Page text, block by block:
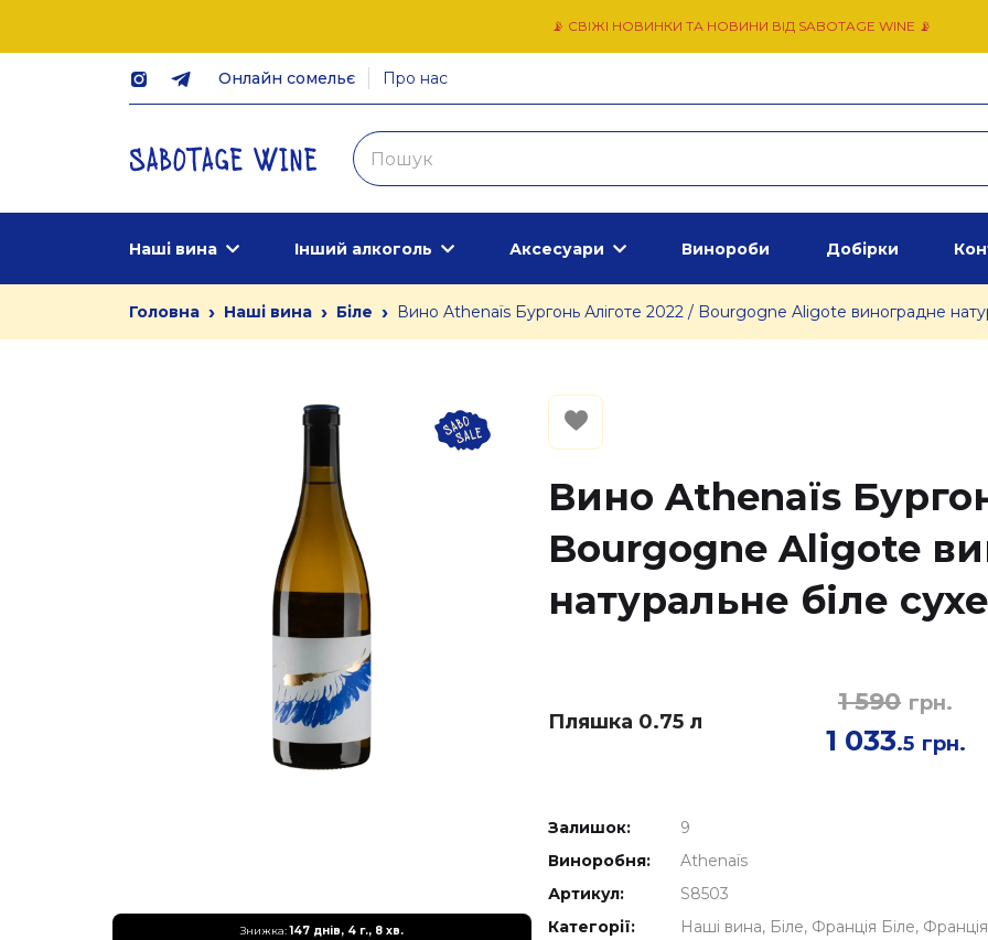
📡 СВІЖІ НОВИНКИ ТА НОВИНИ ВІД SABOTAGE WINE 📡
Онлайн сомельє Про нас
Наші вина Інший алкоголь Аксесуари Винороби Добірки
Головна › Наші вина › Біле › Вино Athenaïs Бургонь Аліготе 2022 / Bourgogne Aligote виноградне
Знижка:147 днів, 4 г., 8 хв.
Вино Athenaïs
Bourgogne Aligote
натуральне біле
Пляшка 0.75 л
1 590 грн.
1 033.5 грн.
Залишок:
9
Виноробня:
Athenaïs
Артикул:
S8503
Категорії:
Наші вина Біле Франція Біле